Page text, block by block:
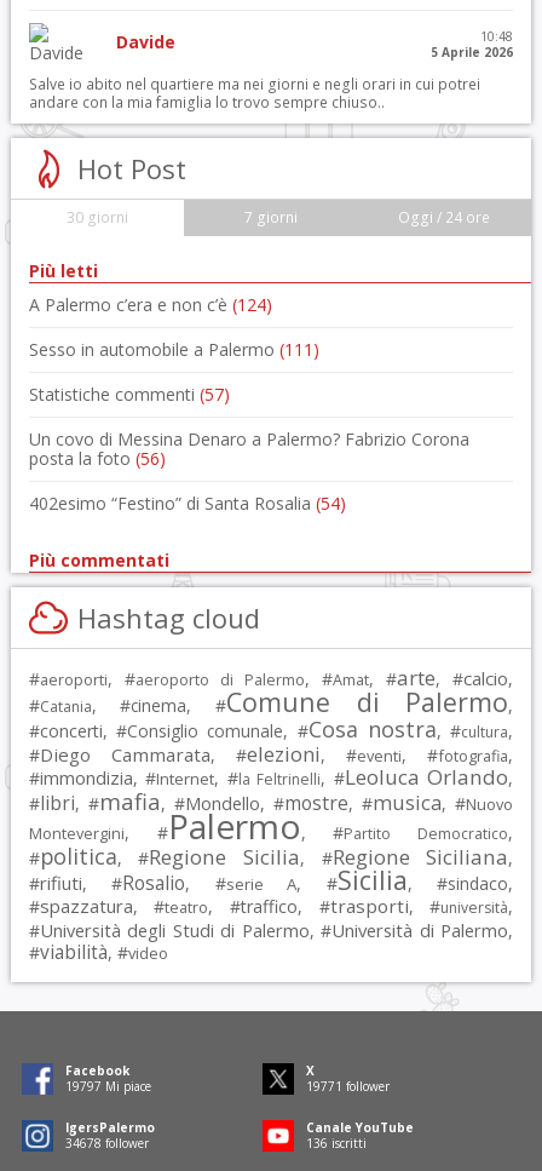
Davide
10:48
5 Aprile 2026
Salve io abito nel quartiere ma nei giorni e negli orari in cui potrei
andare con la mia famiglia lo trovo sempre chiuso..
Hot Post
30 giorni 7 giorni Oggi / 24 ore
Più letti
A Palermo c’era e non c’è (124)
Sesso in automobile a Palermo (111)
Statistiche commenti (57)
Un covo di Messina Denaro a Palermo? Fabrizio Corona
posta la foto (56)
402esimo “Festino” di Santa Rosalia (54)
Più commentati
Hashtag cloud
#aeroporti, #aeroporto di Palermo, #Amat, #arte, #calcio,
#Catania, #cinema, #Comune di Palermo,
#concerti, #Consiglio comunale, #Cosa nostra, #cultura,
#Diego Cammarata, #elezioni, #eventi, #fotografia,
#immondizia, #Internet, #la Feltrinelli, #Leoluca Orlando,
#libri, #mafia, #Mondello, #mostre, #musica, #Nuovo
Montevergini, #Palermo, #Partito Democratico,
#politica, #Regione Sicilia, #Regione Siciliana,
#rifiuti, #Rosalio, #serie A, #Sicilia, #sindaco,
#spazzatura, #teatro, #traffico, #trasporti, #università,
#Università degli Studi di Palermo, #Università di Palermo,
#viabilità, #video
Facebook
19797 Mi piace
X
19771 follower
IgersPalermo
34678 follower
Canale YouTube
136 iscritti